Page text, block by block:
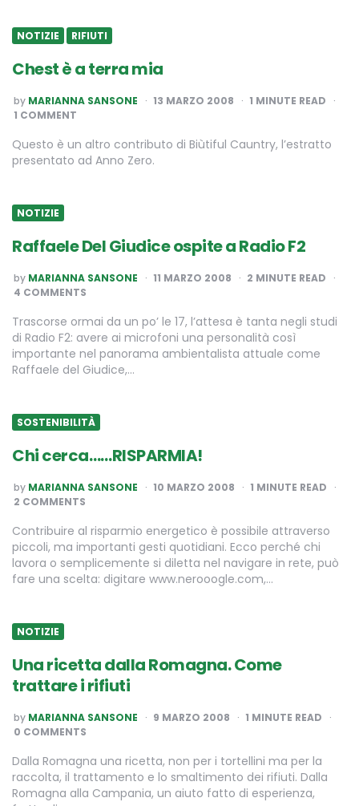
NOTIZIE RIFIUTI
Chest è a terra mia
POSTED
BY
by MARIANNA SANSONE 13 MARZO 2008 1 MINUTE READ
1 COMMENT
Questo è un altro contributo di Biùtiful Cauntry, l’estratto
presentato ad Anno Zero.
NOTIZIE
Raffaele Del Giudice ospite a Radio F2
POSTED
BY
by MARIANNA SANSONE 11 MARZO 2008 2 MINUTE READ
4 COMMENTS
Trascorse ormai da un po’ le 17, l’attesa è tanta negli studi
di Radio F2: avere ai microfoni una personalità così
importante nel panorama ambientalista attuale come
Raffaele del Giudice,…
SOSTENIBILITÀ
Chi cerca……RISPARMIA!
POSTED
BY
by MARIANNA SANSONE 10 MARZO 2008 1 MINUTE READ
2 COMMENTS
Contribuire al risparmio energetico è possibile attraverso
piccoli, ma importanti gesti quotidiani. Ecco perché chi
lavora o semplicemente si diletta nel navigare in rete, può
fare una scelta: digitare www.nerooogle.com,…
NOTIZIE
Una ricetta dalla Romagna. Come
trattare i rifiuti
POSTED
BY
by MARIANNA SANSONE 9 MARZO 2008 1 MINUTE READ
0 COMMENTS
Dalla Romagna una ricetta, non per i tortellini ma per la
raccolta, il trattamento e lo smaltimento dei rifiuti. Dalla
Romagna alla Campania, un aiuto fatto di esperienza,